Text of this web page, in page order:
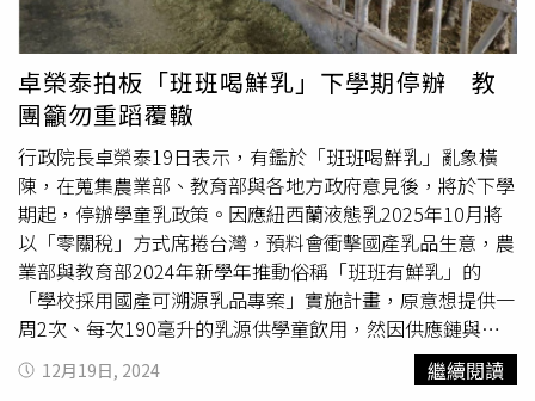
乳食用量。李宜謙表示，乳品推廣至銀髮族，是未來的重點
之一，將透過全國150多個綠色照護站推廣，讓長者多飲用
國產鮮乳或保久乳，獲得鈣質補充，細節尚在討論。農業部
畜牧司副司長周志勲進一步說明，原則上後續政策會以酪
農、小農的補助為主，包括協助構建冷鏈設施、品質標籤等
等。
卓榮泰拍板「班班喝鮮乳」下學期停辦 教
團籲勿重蹈覆轍
行政院長卓榮泰19日表示，有鑑於「班班喝鮮乳」亂象橫
陳，在蒐集農業部、教育部與各地方政府意見後，將於下學
期起，停辦學童乳政策。因應紐西蘭液態乳2025年10月將
以「零關稅」方式席捲台灣，預料會衝擊國產乳品生意，農
業部與教育部2024年新學年推動俗稱「班班有鮮乳」的
「學校採用國產可溯源乳品專案」實施計畫，原意想提供一
周2次、每次190毫升的乳源供學童飲用，然因供應鏈與配
送、保存問題，光政策已上路的7縣市中，有高達7成學童選
擇飲用保久乳，與預期效果有落差，冷鍊等系列問題也讓地
12月19日, 2024 繼續閱讀